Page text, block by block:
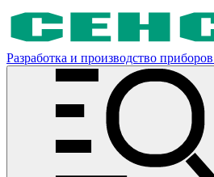
Разработка и производство